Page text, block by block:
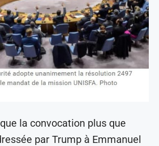
la convocation plus que
par Trump à Emmanuel